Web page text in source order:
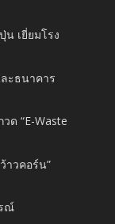
เยี่ยมโรง
ะธนาคาร
วด “E-Waste
าวคอร์น”
ณ์